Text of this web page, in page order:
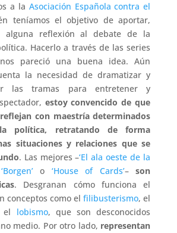
a la Asociación Española contra el
teníamos el objetivo de aportar,
alguna reflexión al debate de la
Hacerlo a través de las series
pareció una buena idea. Aún
la necesidad de dramatizar y
las tramas para entretener y
estoy convencido de que
con maestría determinados
política, retratando de forma
situaciones y relaciones que se
. Las mejores –‘El ala oeste de la
‘Borgen’o ‘House of Cards’–son
. Desgranan cómo funciona el
conceptos como elfilibusterismo, el
lobismo, que son desconocidos
medio. Por otro lado, representan